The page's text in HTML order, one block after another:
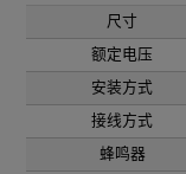
尺寸
额定电压
安装方式
接线方式
蜂鸣器